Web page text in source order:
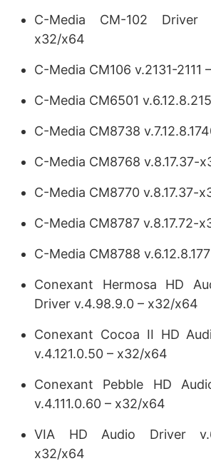
C-Media CM-102 Driver
x32/x64
C-Media CM106 v.2131-2111
C-Media CM6501
C-Media CM8738
C-Media CM8768 v.8.17.37-
C-Media CM8770 v.8.17.37-
C-Media CM8787 v.8.17.72-
C-Media CM8788
Conexant Hermosa HD
Driver v.4.98.9.0 – x32/x64
Conexant Cocoa II HD
v.4.121.0.50 – x32/x64
Conexant Pebble HD
v.4.111.0.60 – x32/x64
VIA HD Audio Driver
x32/x64